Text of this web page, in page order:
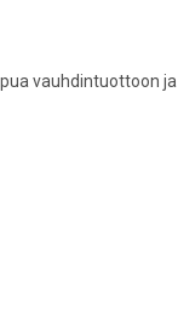
vauhdintuottoon